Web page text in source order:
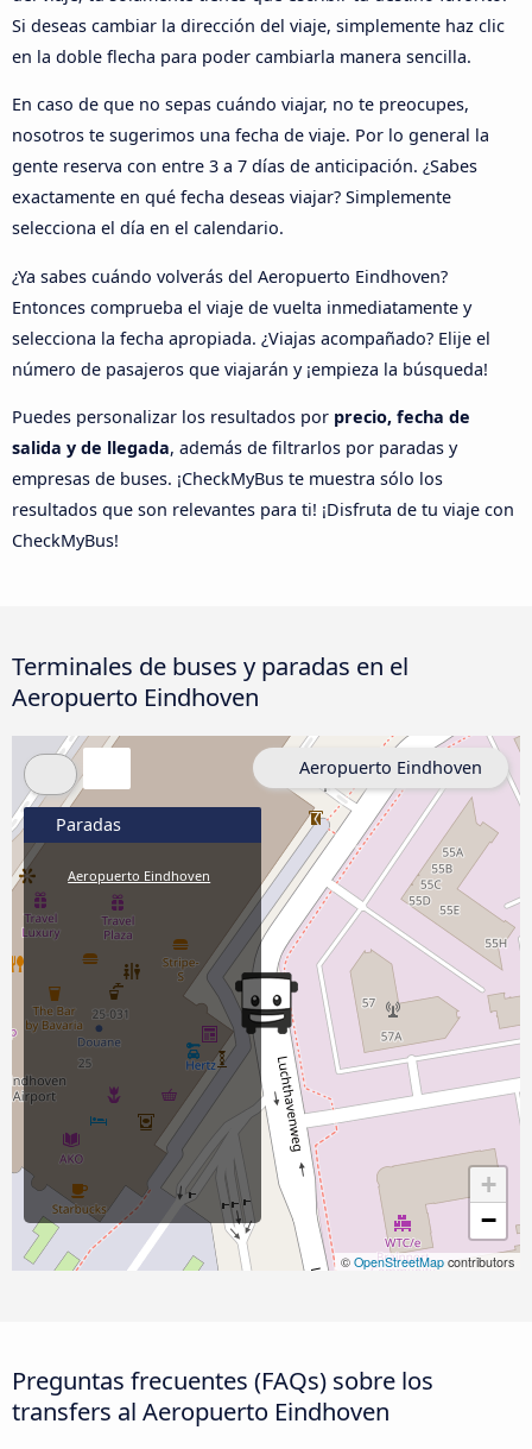
Si deseas cambiar la dirección del viaje, simplemente haz clic
en la doble flecha para poder cambiarla manera sencilla.
En caso de que no sepas cuándo viajar, no te preocupes,
nosotros te sugerimos una fecha de viaje. Por lo general la
gente reserva con entre 3 a 7 días de anticipación. ¿Sabes
exactamente en qué fecha deseas viajar? Simplemente
selecciona el día en el calendario.
¿Ya sabes cuándo volverás del Aeropuerto Eindhoven?
Entonces comprueba el viaje de vuelta inmediatamente y
selecciona la fecha apropiada. ¿Viajas acompañado? Elije el
número de pasajeros que viajarán y ¡empieza la búsqueda!
Puedes personalizar los resultados por precio, fecha de
salida y de llegada, además de filtrarlos por paradas y
empresas de buses. ¡CheckMyBus te muestra sólo los
resultados que son relevantes para ti! ¡Disfruta de tu viaje con
CheckMyBus!
Terminales de buses y paradas en el
Aeropuerto Eindhoven
+
−
© OpenStreetMap contributors
Paradas
Aeropuerto Eindhoven
Aeropuerto Eindhoven
Preguntas frecuentes (FAQs) sobre los
transfers al Aeropuerto Eindhoven